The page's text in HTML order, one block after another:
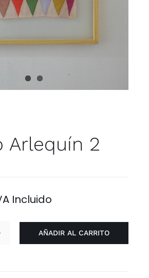
Arlequín 2
Incluido
AÑADIR AL CARRITO